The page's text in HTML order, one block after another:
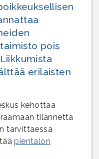
pois
erilaisten
kehottaa
tilannetta
tarvittaessa
pientalon